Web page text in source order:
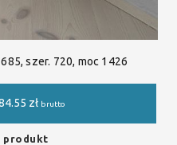
szer. 720, moc 1426
zł brutto
produkt